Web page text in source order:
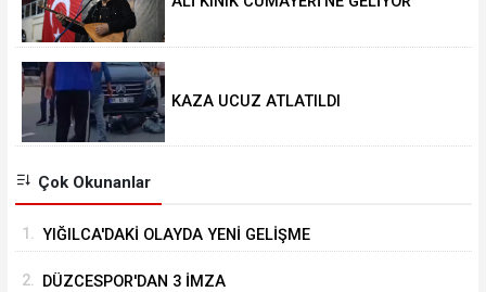
KAZA UCUZ ATLATILDI
Çok Okunanlar
1. YIĞILCA'DAKİ OLAYDA YENİ GELİŞME
2. DÜZCESPOR'DAN 3 İMZA